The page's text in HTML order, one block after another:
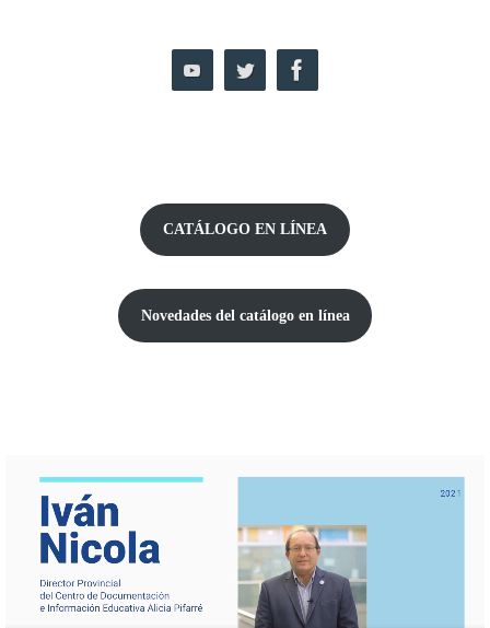
CATÁLOGO EN LÍNEA
Novedades del catálogo en línea